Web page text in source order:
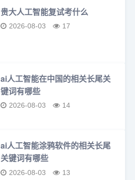
贵大人工智能复试考什么
2026-08-03 17
ai人工智能在中国的相关长尾关
键词有哪些
2026-08-03 14
ai人工智能涂鸦软件的相关长尾
关键词有哪些
2026-08-03 13